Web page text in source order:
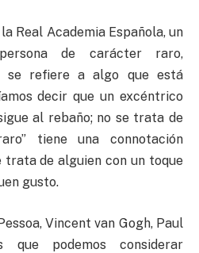
Real Academia Española, un
de carácter raro,
se refiere a algo que está
decir que un excéntrico
al rebaño; no se trata de
tiene una connotación
trata de alguien con un toque
gusto.
Vincent van Gogh, Paul
que podemos considerar